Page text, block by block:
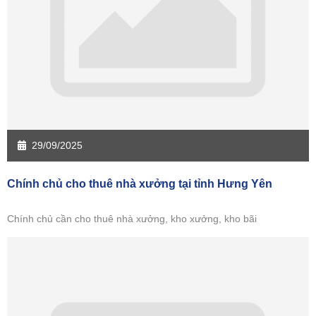
29/09/2025
Chính chủ cho thuê nhà xưởng tại tỉnh Hưng Yên
Chính chủ cần cho thuê nhà xưởng, kho xưởng, kho bãi